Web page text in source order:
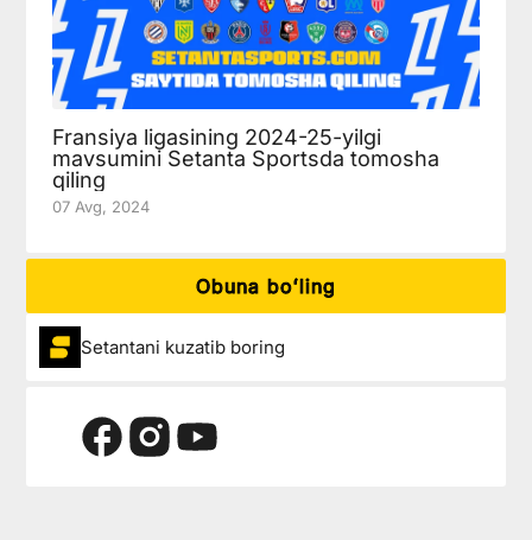
Fransiya ligasining 2024-25-yilgi
mavsumini Setanta Sportsda tomosha
qiling
07 Avg, 2024
Obuna boʻling
Setantani kuzatib boring